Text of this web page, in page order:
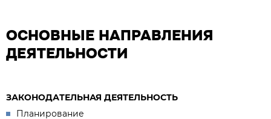
ОСНОВНЫЕ НАПРАВЛЕНИЯ
ДЕЯТЕЛЬНОСТИ
ЗАКОНОДАТЕЛЬНАЯ ДЕЯТЕЛЬНОСТЬ
Планирование